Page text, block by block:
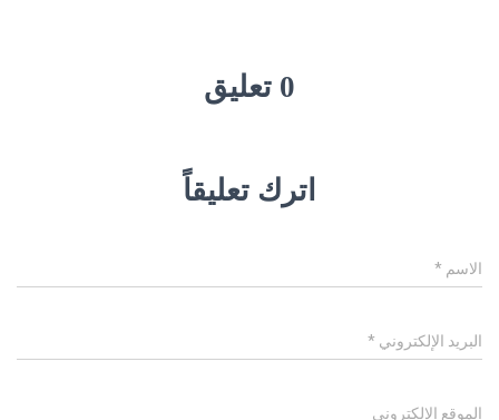
0 تعليق
اترك تعليقاً
الاسم *
البريد الإلكتروني *
الموقع الإلكتروني